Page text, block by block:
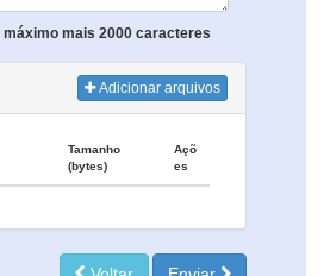
máximo mais 2000 caracteres
Adicionar arquivos
Tamanho
(bytes)
Açõ
es